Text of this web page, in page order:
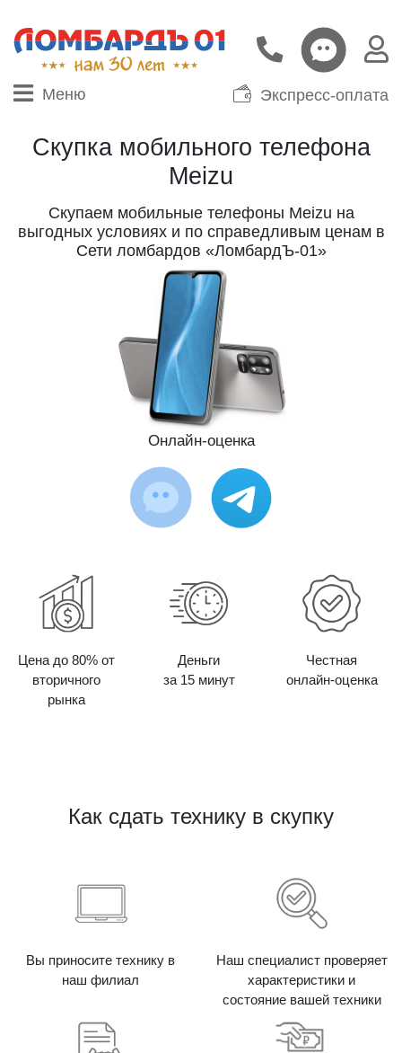
Меню Экспресс-оплата
Скупка мобильного телефона
Meizu
Скупаем мобильные телефоны Meizu на
выгодных условиях и по справедливым ценам в
Сети ломбардов «ЛомбардЪ-01»
Онлайн-оценка
Цена до 80% от
вторичного
рынка
Деньги
за 15 минут
Честная
онлайн-оценка
Как сдать технику в скупку
Вы приносите технику в
наш филиал
Наш специалист проверяет
характеристики и
состояние вашей техники